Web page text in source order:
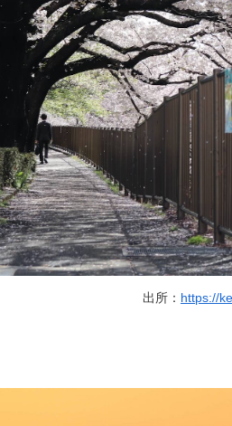
出所： https://